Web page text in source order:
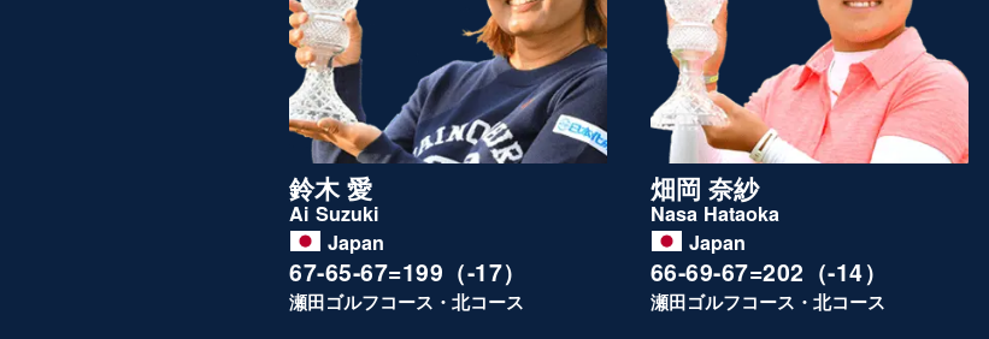
鈴木 愛
Ai Suzuki
Japan
67-65-67=199（-17）
瀬田ゴルフコース・北コース
畑岡 奈紗
Nasa Hataoka
Japan
66-69-67=202（-14）
瀬田ゴルフコース・北コース